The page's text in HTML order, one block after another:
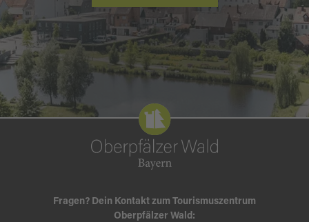
Fragen? Dein Kontakt zum Tourismuszentrum
Oberpfälzer Wald: